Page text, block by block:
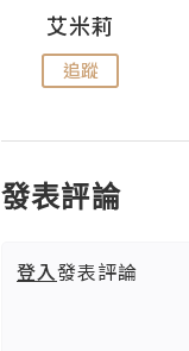
艾米莉
追蹤
發表評論
登入發表評論